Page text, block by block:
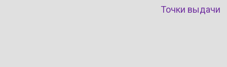
Точки выдачи